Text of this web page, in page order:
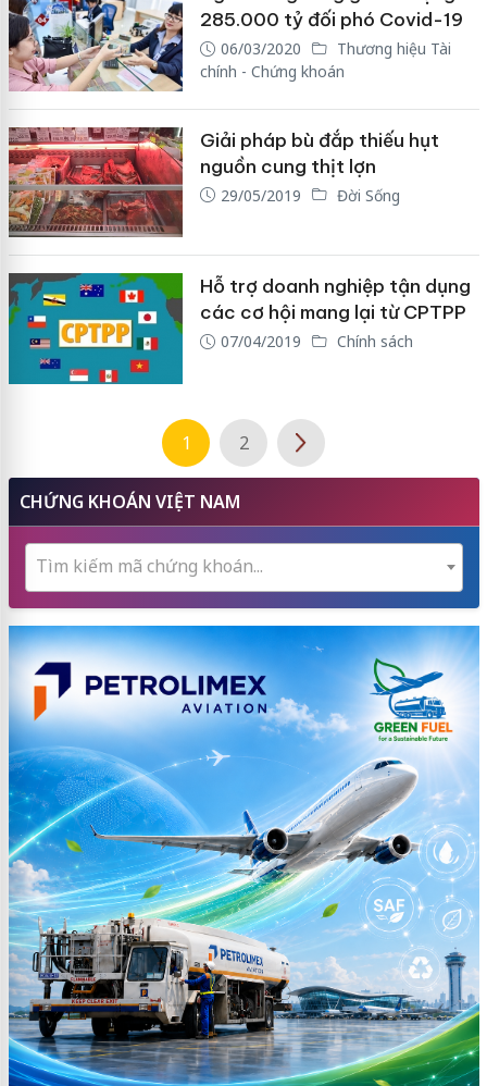
285.000 tỷ đối phó Covid-19
06/03/2020
Thương hiệu Tài
chính - Chứng khoán
Giải pháp bù đắp thiếu hụt
nguồn cung thịt lợn
29/05/2019 Đời Sống
Hỗ trợ doanh nghiệp tận dụng
các cơ hội mang lại từ CPTPP
07/04/2019 Chính sách
1 2
CHỨNG KHOÁN VIỆT NAM
Tìm kiếm mã chứng khoán...